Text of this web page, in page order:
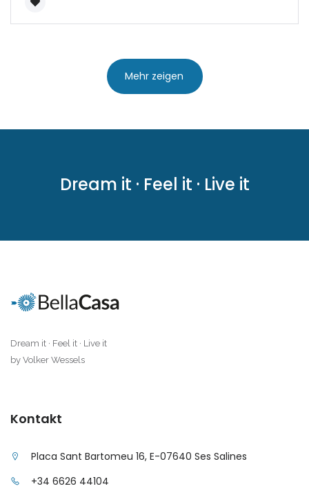
Mehr zeigen
Dream it · Feel it · Live it
Dream it · Feel it · Live it
by Volker Wessels
Kontakt
Placa Sant Bartomeu 16, E-07640 Ses Salines
+34 6626 44104